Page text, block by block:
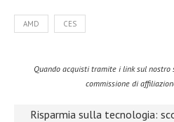
AMD CES
Quando acquisti tramite i link sul nostro
commissione di
Risparmia sulla tecnologia: